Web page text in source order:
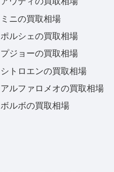
ミニの買取相場
ポルシェの買取相場
プジョーの買取相場
シトロエンの買取相場
アルファロメオの買取相場
ボルボの買取相場